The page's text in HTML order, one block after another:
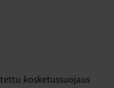
kosketussuojaus